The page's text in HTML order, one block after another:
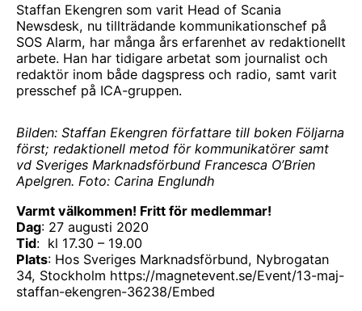
Staffan Ekengren som varit Head of Scania
Newsdesk, nu tillträdande kommunikationschef på
SOS Alarm, har många års erfarenhet av redaktionellt
arbete. Han har tidigare arbetat som journalist och
redaktör inom både dagspress och radio, samt varit
presschef på ICA-gruppen.
Bilden: Staffan Ekengren författare till boken Följarna
först; redaktionell metod för kommunikatörer samt
vd Sveriges Marknadsförbund Francesca O’Brien
Apelgren. Foto: Carina Englundh
Varmt välkommen! Fritt för medlemmar!
Dag: 27 augusti 2020
Tid: kl 17.30 – 19.00
Plats: Hos Sveriges Marknadsförbund, Nybrogatan
34, Stockholm https://magnetevent.se/Event/13-maj-
staffan-ekengren-36238/Embed